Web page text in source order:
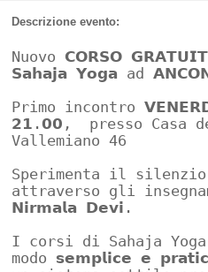
Descrizione evento:
Nuovo 𝗖𝗢𝗥𝗦𝗢
𝗦𝗮𝗵𝗮𝗷𝗮 𝗬𝗼𝗴𝗮 ad
Primo incontro
𝟮𝟭.𝟬𝟬, presso Casa
Vallemiano 46
Sperimenta il
attraverso gli
𝗡𝗶𝗿𝗺𝗮𝗹𝗮 𝗗𝗲𝘃𝗶.
I corsi di Sahaja
modo 𝘀𝗲𝗺𝗽𝗹𝗶𝗰𝗲 𝗲